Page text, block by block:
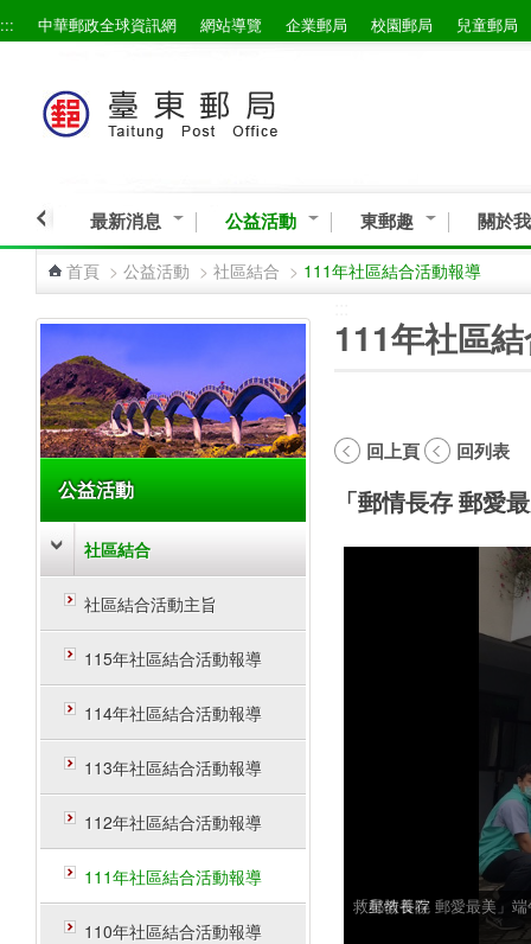
跳到主要內容區塊
::: 中華郵政全球資訊網 網站導覽 企業郵局 校園郵局 兒童郵局
最新消息 公益活動 東郵趣 關於
首頁 > 公益活動 > 社區結合 > 111年社區結合活動報導
公益活動
社區結合
社區結合活動主旨
115年社區結合活動報導
114年社區結合活動報導
113年社區結合活動報導
112年社區結合活動報導
111年社區結合活動報導
110年社區結合活動報導
111年社區
回上頁 回列表
「郵情長存 郵愛
救星教養院
「郵情長存 郵愛最美」